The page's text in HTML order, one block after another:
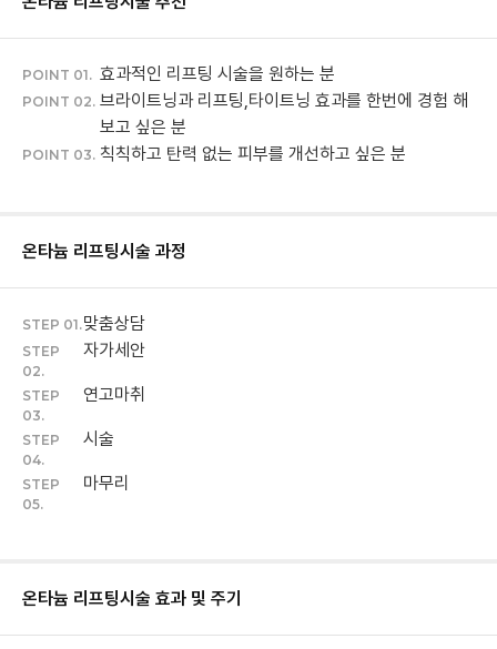
POINT 01. 효과적인 리프팅 시술을 원하는 분
POINT 02. 브라이트닝과 리프팅,타이트닝 효과를 한번에 경험 해
보고 싶은 분
POINT 03. 칙칙하고 탄력 없는 피부를 개선하고 싶은 분
온타늄 리프팅시술 과정
STEP 01.맞춤상담
STEP
02.
자가세안
STEP
03.
연고마취
STEP
04.
시술
STEP
05.
마무리
온타늄 리프팅시술 효과 및 주기